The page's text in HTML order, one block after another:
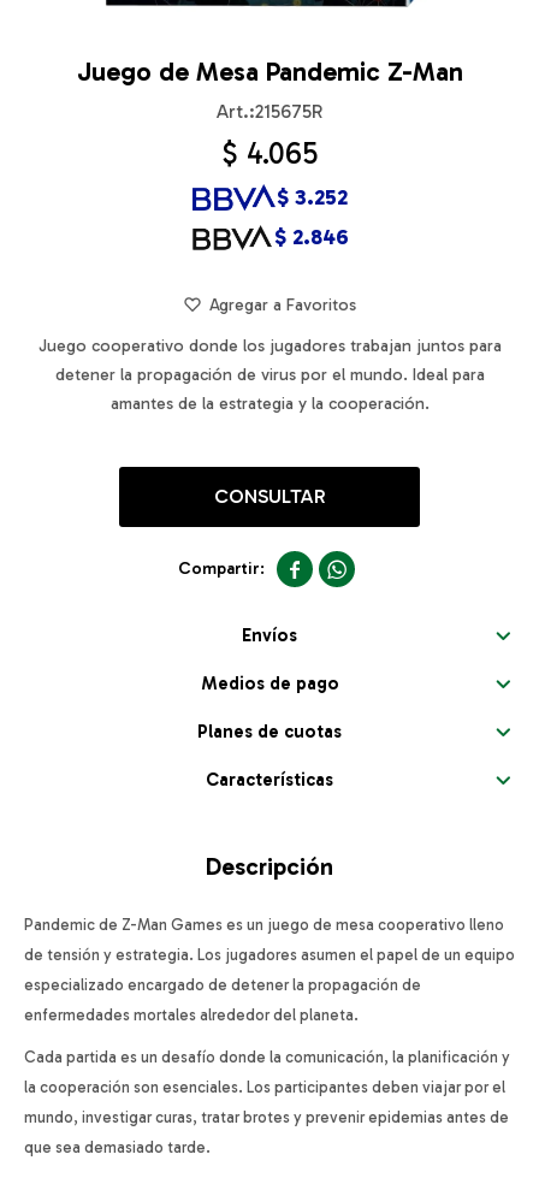
Juego de Mesa Pandemic Z-Man
215675R
$ 4.065
$ 2.846
$ 3.252
Juego cooperativo donde los jugadores trabajan juntos para
detener la propagación de virus por el mundo. Ideal para
amantes de la estrategia y la cooperación.
CONSULTAR
 
Envíos
Medios de pago
Planes de cuotas
Características
Descripción
Pandemic de Z-Man Games es un juego de mesa cooperativo lleno
de tensión y estrategia. Los jugadores asumen el papel de un equipo
especializado encargado de detener la propagación de
enfermedades mortales alrededor del planeta.
Cada partida es un desafío donde la comunicación, la planificación y
la cooperación son esenciales. Los participantes deben viajar por el
mundo, investigar curas, tratar brotes y prevenir epidemias antes de
que sea demasiado tarde.